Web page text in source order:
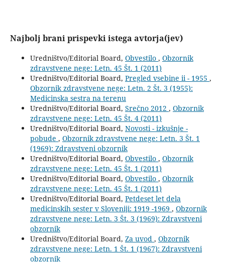
Najbolj brani prispevki istega avtorja(jev)
Uredništvo/Editorial Board, Obvestilo , Obzornik
zdravstvene nege: Letn. 45 Št. 1 (2011)
Uredništvo/Editorial Board, Pregled vsebine ii - 1955 ,
Obzornik zdravstvene nege: Letn. 2 Št. 3 (1955):
Medicinska sestra na terenu
Uredništvo/Editorial Board, Srečno 2012 , Obzornik
zdravstvene nege: Letn. 45 Št. 4 (2011)
Uredništvo/Editorial Board, Novosti - izkušnje -
pobude , Obzornik zdravstvene nege: Letn. 3 Št. 1
(1969): Zdravstveni obzornik
Uredništvo/Editorial Board, Obvestilo , Obzornik
zdravstvene nege: Letn. 45 Št. 1 (2011)
Uredništvo/Editorial Board, Obvestilo , Obzornik
zdravstvene nege: Letn. 45 Št. 1 (2011)
Uredništvo/Editorial Board, Petdeset let dela
medicinskih sester v Sloveniji: 1919 -1969 , Obzornik
zdravstvene nege: Letn. 3 Št. 3 (1969): Zdravstveni
obzornik
Uredništvo/Editorial Board, Za uvod , Obzornik
zdravstvene nege: Letn. 1 Št. 1 (1967): Zdravstveni
obzornik